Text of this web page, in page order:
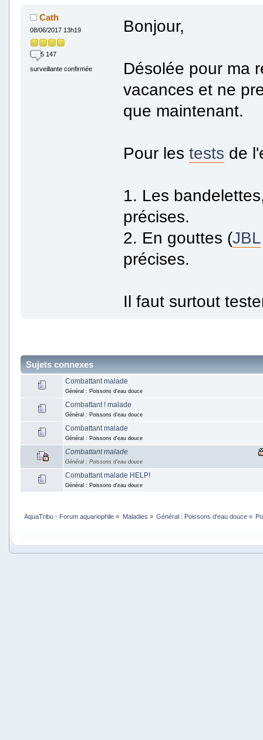
Cath
08/06/2017 13h19
5 147
surveillante confirmée
Bonjour,
Désolée pour ma
vacances et ne
que maintenant.
Pour les tests de
1. Les
précises.
2. En gouttes (JBL
précises.
Il faut surtout
Sujets connexes
Combattant malade
Général : Poissons d'eau douce
Combattant ! malade
Général : Poissons d'eau douce
Combattant malade
Général : Poissons d'eau douce
Combattant malade
Général : Poissons d'eau douce
Combattant malade HELP!
Général : Poissons d'eau douce
AquaTribu - Forum aquariophile » Maladies » Général : Poissons d'eau douce»